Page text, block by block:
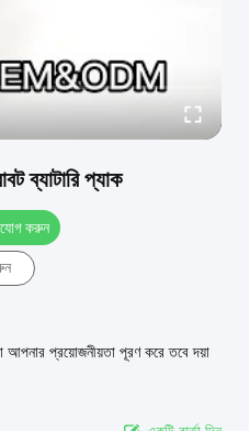
ব্যাটারি প্যাক
করুন
আপনার প্রয়োজনীয়তা পূরণ করে তবে দয়া